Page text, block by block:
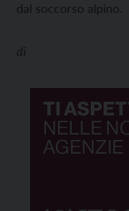
dal soccorso alpino.
di